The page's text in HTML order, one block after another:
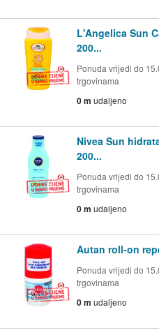
L'Angelica Sun
200...
Ponuda vrijedi do
trgovinama
0 m udaljeno
Nivea Sun
200...
Ponuda vrijedi do
trgovinama
0 m udaljeno
Autan roll-on
Ponuda vrijedi do
trgovinama
0 m udaljeno